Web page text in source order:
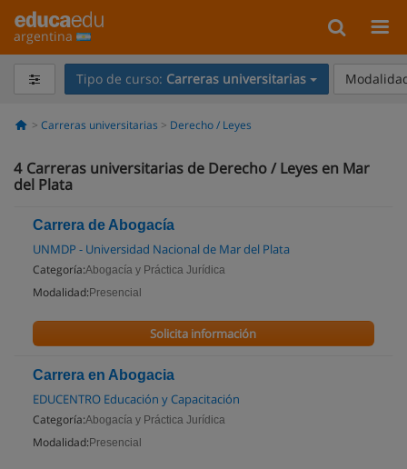
argentina
Tipo de curso: Carreras universitarias
Carreras universitarias Derecho / Leyes
4 Carreras universitarias de Derecho / Leyes en Mar
del Plata
Carrera de Abogacía
UNMDP - Universidad Nacional de Mar del Plata
Categoría:Abogacía y Práctica Jurídica
Modalidad: Presencial
Solicita información
Carrera en Abogacia
EDUCENTRO Educación y Capacitación
Categoría:Abogacía y Práctica Jurídica
Modalidad: Presencial